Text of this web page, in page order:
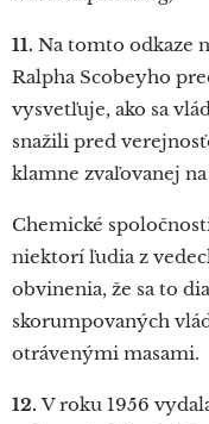
11. Na tomto odkaze
Ralpha Scobeyho
vysvetľuje, ako sa
snažili pred
klamne zvaľovanej
Chemické
niektorí ľudia z
obvinenia, že sa to
skorumpovaných
otrávenými masami.
12.V roku 1956